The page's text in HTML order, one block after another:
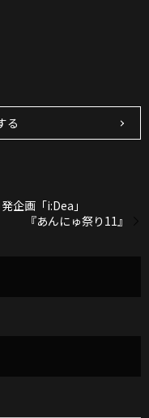
る
画「i:Dea」
『あんにゅ祭り11』